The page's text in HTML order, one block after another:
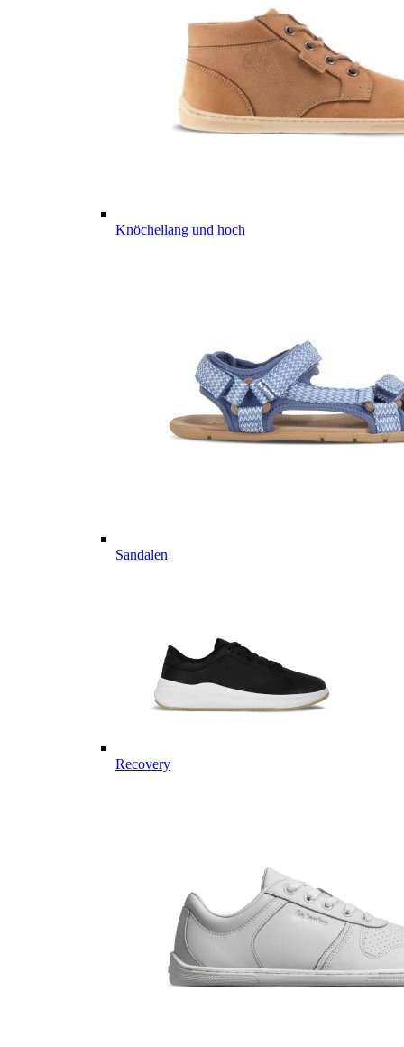
Knöchellang und hoch
Sandalen
Recovery